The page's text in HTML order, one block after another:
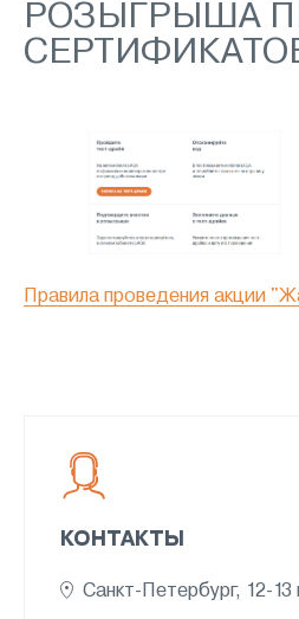
РОЗЫГРЫША
Правила проведения акции
КОНТАКТЫ
Санкт-Петербург, 12-